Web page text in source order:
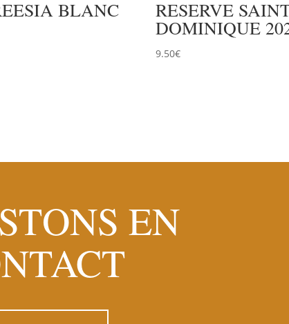
BLANC RESERVE
DOMINIQUE
9.50€
EN